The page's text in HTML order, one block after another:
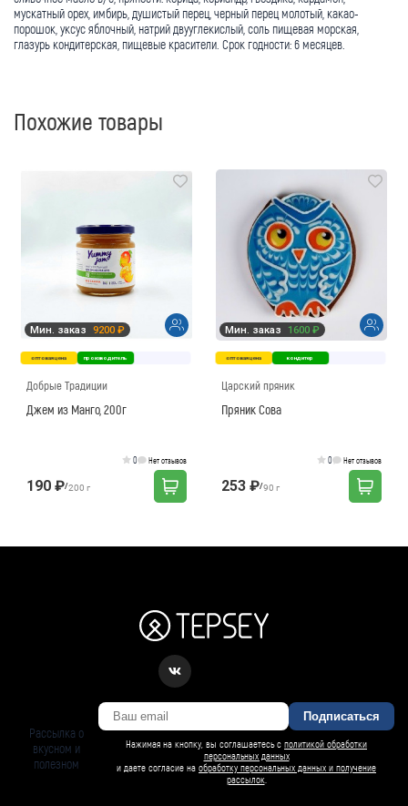
мускатный орех, имбирь, душистый перец, черный перец молотый, какао-
порошок, уксус яблочный, натрий двууглекислый, соль пищевая морская,
глазурь кондитерская, пищевые красители. Срок годности: 6 месяцев.
Похожие товары
Мин. заказ 9200 ₽
оптовая цена производитель
Добрые Традиции
Джем из Манго, 200г
0 Нет отзывов
190 ₽/200 г
Мин. заказ 1600 ₽
оптовая цена кондитер
Царский пряник
Пряник Сова
0 Нет отзывов
253 ₽/90 г
Рассылка о
вкусном и
полезном
Подписаться
Нажимая на кнопку, вы соглашаетесь с политикой обработки
персональных данных
и даете согласие на обработку персональных данных и получение
рассылок